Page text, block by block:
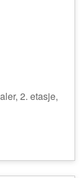
2. etasje,